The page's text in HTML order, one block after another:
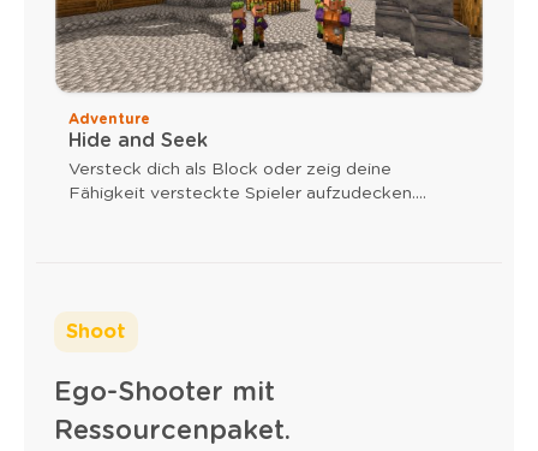
Adventure
Hide and Seek
Versteck dich als Block oder zeig deine
Fähigkeit versteckte Spieler aufzudecken.
Shoot
Ego-Shooter mit
Ressourcenpaket.